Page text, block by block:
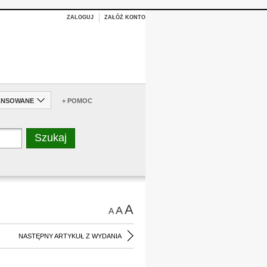
ZALOGUJ ZAŁÓŻ KONTO
+ POMOC
AAA
NASTĘPNY ARTYKUŁ Z WYDANIA